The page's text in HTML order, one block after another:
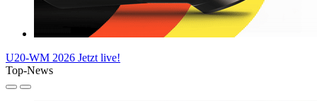
U20-WM 2026 Jetzt live!
Top-News